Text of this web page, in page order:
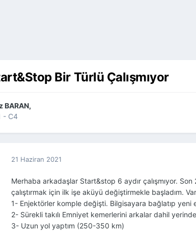
Bir Türlü Çalışmıyor
BARAN,
- C4
21 Haziran 2021
Merhaba arkadaşlar Start&stop 6 aydır çalışmıyor.
çalıştırmak için ilk işe aküyü değiştirmekle başladım.
1- Enjektörler komple değişti. Bilgisayara bağlatıp
2- Sürekli takılı Emniyet kemerlerini arkalar dahil
3- Uzun yol yaptım (250-350 km)